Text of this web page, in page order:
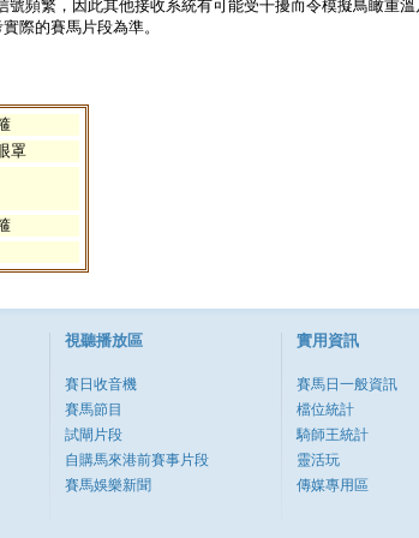
頻繁，因此其他接收系統有可能受干擾而令模擬鳥瞰重
際的賽馬片段為準。
罩
視聽播放區
賽日收音機
賽馬節目
試閘片段
自購馬來港前賽事片段
賽馬娛樂新聞
實用資訊
賽馬日一般資訊
檔位統計
騎師王統計
靈活玩
傳媒專用區